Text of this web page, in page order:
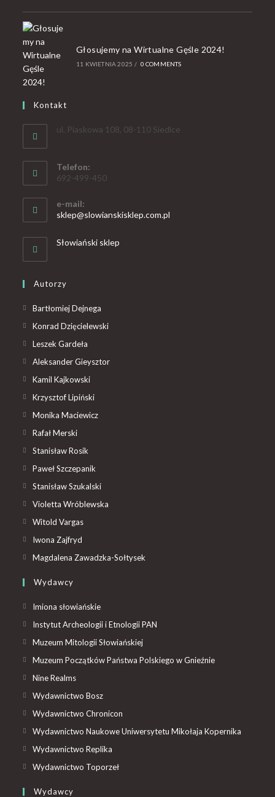
Głosujemy na Wirtualne Gęśle 2024!
11 KWIETNIA 2025 / 0 COMMENTS
Kontakt
ul. Piaskowa 108, 08-110 Siedlce
Telefon:
692-499-450
e-mail:
sklep@slowianskisklep.com.pl
Słowiański sklep
Autorzy
Bartłomiej Dejnega
Konrad Dzięcielewski
Leszek Gardeła
Aleksander Gieysztor
Kamil Kajkowski
Krzysztof Lipiński
Monika Maciewicz
Rafał Merski
Stanisław Rosik
Paweł Szczepanik
Stanisław Szukalski
Violetta Wróblewska
Witold Vargas
Iwona Zajfryd
Magdalena Zawadzka-Sołtysek
Wydawcy
Imiona słowiańskie
Instytut Archeologii i Etnologii PAN
Muzeum Mitologii Słowiańskiej
Muzeum Początków Państwa Polskiego w Gnieźnie
Nine Realms
Wydawnictwo Bosz
Wydawnictwo Chronicon
Wydawnictwo Naukowe Uniwersytetu Mikołaja Kopernika
Wydawnictwo Replika
Wydawnictwo Toporzeł
Wydawcy